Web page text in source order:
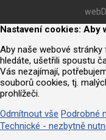
Nastavení cookies: Aby
Aby naše webové
hledáte, ušetřili spoustu
Vás nezajímají,
souborů cookies, tj.
prohlížeči.
Odmítnout vše Podrobné
Technické - nezbytně